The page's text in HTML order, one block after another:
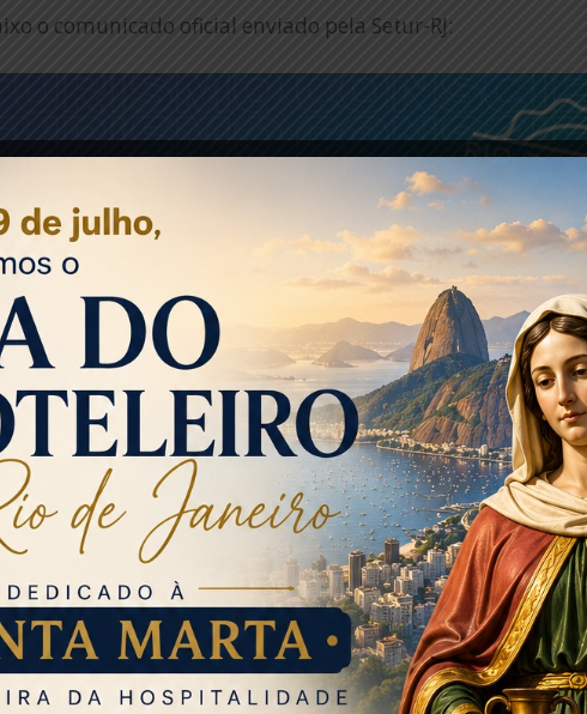
o comunicado oficial enviado pela Setur-RJ: